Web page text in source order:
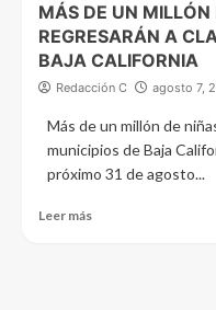
MÁS DE UN
REGRESARÁN A
BAJA CALIFORNIA
Redacción C agosto 7,
Más de un millón de
municipios de Baja
próximo 31 de agosto...
Leer más